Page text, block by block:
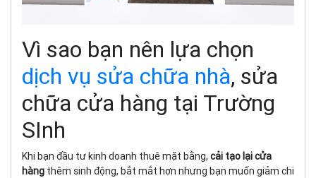
Vì sao bạn nên lựa chọn
dịch vụ sửa chữa nhà, sửa
chữa cửa hàng tại Trường
SInh
Khi bạn đầu tư kinh doanh thuê mặt bằng, cải tạo lại cửa
hàng thêm sinh động, bắt mắt hơn nhưng bạn muốn giảm chi